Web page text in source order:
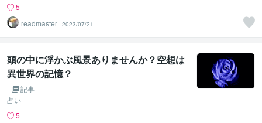
5
readmaster 2023/07/21
頭の中に浮かぶ風景ありませんか？空想は
異世界の記憶？
記事
占い
5